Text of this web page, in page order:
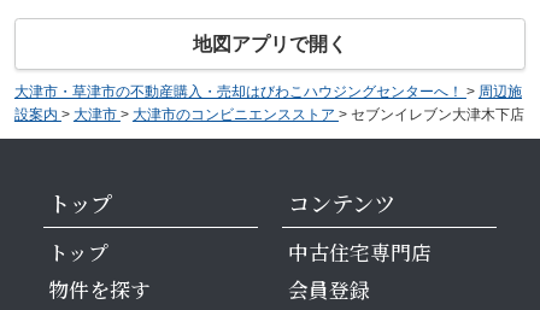
地図アプリで開く
大津市・草津市の不動産購入・売却はびわこハウジングセンターへ！ > 周辺施
設案内 > 大津市 > 大津市のコンビニエンスストア > セブンイレブン大津木下店
トップ
トップ
物件を探す
コンテンツ
中古住宅専門店
会員登録